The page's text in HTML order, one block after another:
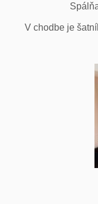
V chodbe je